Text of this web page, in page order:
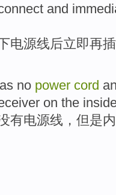
and
电源线后立即再
no power cord
on the
有电源线 ， 但是